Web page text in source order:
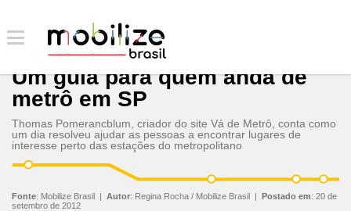
Um guia para quem anda de
metrô em SP
Thomas Pomerancblum, criador do site Vá de Metrô, conta como
um dia resolveu ajudar as pessoas a encontrar lugares de
interesse perto das estações do metropolitano
Fonte: Mobilize Brasil | Autor: Regina Rocha / Mobilize Brasil | Postado em: 20 de
setembro de 2012